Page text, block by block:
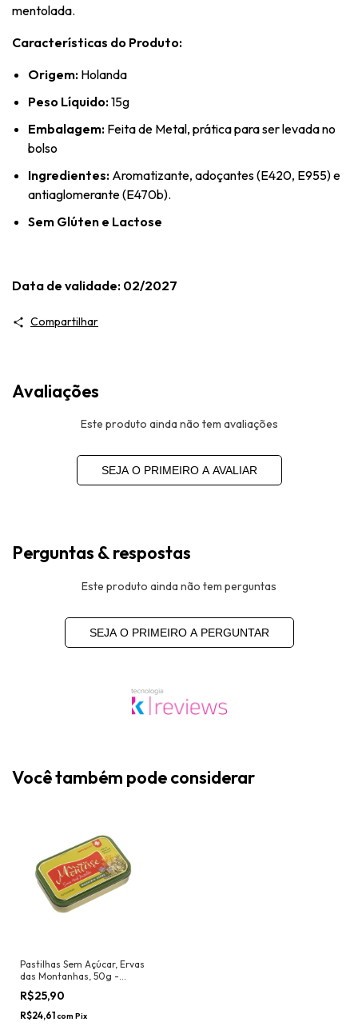
mentolada.
Características do Produto:
Origem: Holanda
Peso Líquido:15g
Embalagem: Feita de Metal, prática para ser levada no
bolso
Ingredientes: Aromatizante, adoçantes (E420, E955) e
antiaglomerante (E470b).
Sem Glúten e Lactose
Data de validade: 02/2027
Compartilhar
Avaliações
Este produto ainda não tem avaliações
SEJA O PRIMEIRO A AVALIAR
Perguntas & respostas
Este produto ainda não tem perguntas
SEJA O PRIMEIRO A PERGUNTAR
Você também pode considerar
Pastilhas Sem Açúcar, Ervas
das Montanhas, 50g -
Montisse
R$25,90
R$24,61com Pix